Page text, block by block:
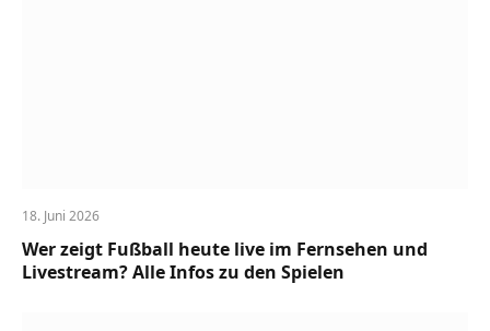
18. Juni 2026
Wer zeigt Fußball heute live im Fernsehen und
Livestream? Alle Infos zu den Spielen